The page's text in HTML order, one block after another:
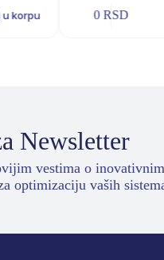
u korpu 0 RSD
Newsletter
vestima o
optimizaciju vaših